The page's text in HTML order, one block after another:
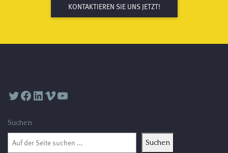
KONTAKTIEREN SIE UNS JETZT!
Twitter
Facebook
LinkedIn
VimeoYouTube
Suchen
Suchen